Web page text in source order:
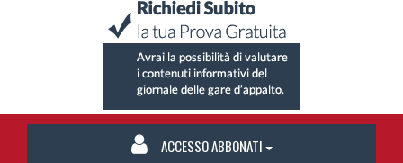
ACCESSO ABBONATI